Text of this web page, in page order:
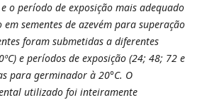
o período de exposição mais adequado
sementes de azevém para superação
foram submetidas a diferentes
e períodos de exposição (24; 48; 72 e
para germinador à 20°C. O
utilizado foi inteiramente